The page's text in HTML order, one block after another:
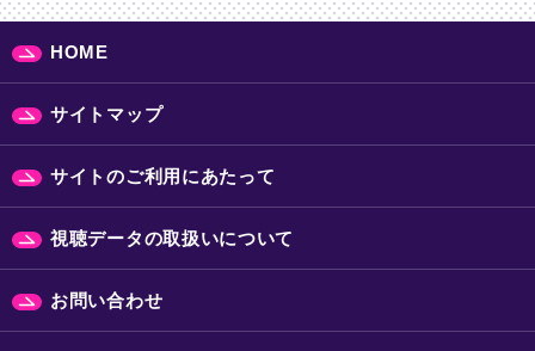
HOME
サイトマップ
サイトのご利用にあたって
視聴データの取扱いについて
お問い合わせ